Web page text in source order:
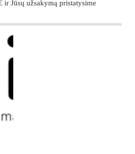
ir Jūsų užsakymą pristatysime